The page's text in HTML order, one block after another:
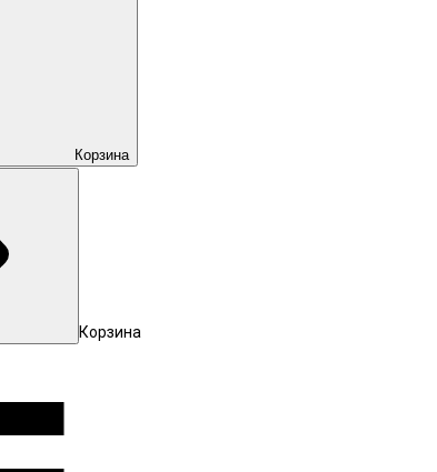
Корзина
Корзина